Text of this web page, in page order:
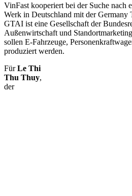
VinFast kooperiert bei der Suche nach
Werk in Deutschland mit der
GTAI ist eine Gesellschaft der
Außenwirtschaft und
sollen E-Fahrzeuge,
produziert werden.
FürLe Thi
Thu Thuy,
der